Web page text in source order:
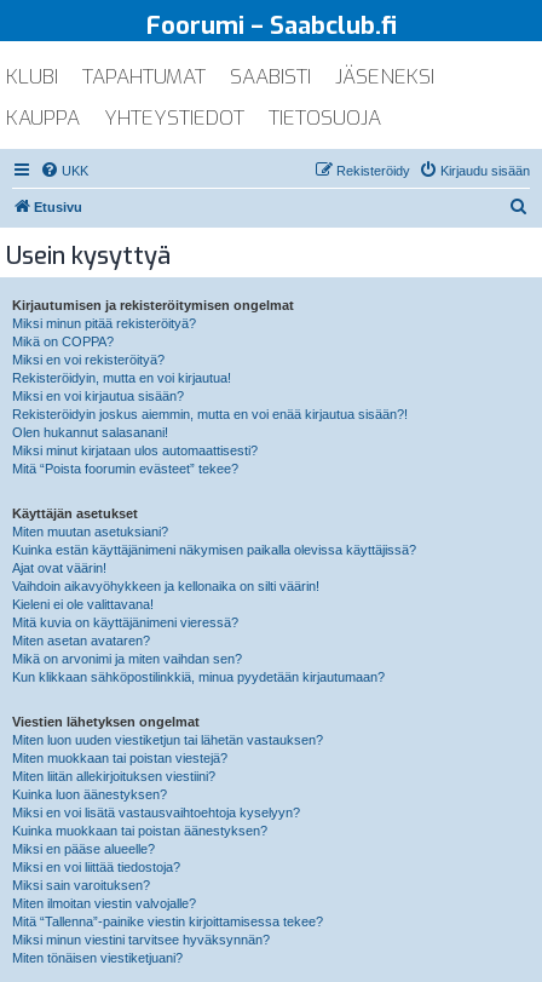
Foorumi – Saabclub.fi
KLUBI TAPAHTUMAT SAABISTI
JÄSENEKSI
KAUPPA
YHTEYSTIEDOT TIETOSUOJA
UKK Kirjaudu sisään
Rekisteröidy
Etusivu
Usein kysyttyä
Kirjautumisen ja rekisteröitymisen ongelmat
Miksi minun pitää rekisteröityä?
Mikä on COPPA?
Miksi en voi rekisteröityä?
Rekisteröidyin, mutta en voi kirjautua!
Miksi en voi kirjautua sisään?
Rekisteröidyin joskus aiemmin, mutta en voi enää kirjautua sisään?!
Olen hukannut salasanani!
Miksi minut kirjataan ulos automaattisesti?
Mitä “Poista foorumin evästeet” tekee?
Käyttäjän asetukset
Miten muutan asetuksiani?
Kuinka estän käyttäjänimeni näkymisen paikalla olevissa käyttäjissä?
Ajat ovat väärin!
Vaihdoin aikavyöhykkeen ja kellonaika on silti väärin!
Kieleni ei ole valittavana!
Mitä kuvia on käyttäjänimeni vieressä?
Miten asetan avataren?
Mikä on arvonimi ja miten vaihdan sen?
Kun klikkaan sähköpostilinkkiä, minua pyydetään kirjautumaan?
Viestien lähetyksen ongelmat
Miten luon uuden viestiketjun tai lähetän vastauksen?
Miten muokkaan tai poistan viestejä?
Miten liitän allekirjoituksen viestiini?
Kuinka luon äänestyksen?
Miksi en voi lisätä vastausvaihtoehtoja kyselyyn?
Kuinka muokkaan tai poistan äänestyksen?
Miksi en pääse alueelle?
Miksi en voi liittää tiedostoja?
Miksi sain varoituksen?
Miten ilmoitan viestin valvojalle?
Mitä “Tallenna”-painike viestin kirjoittamisessa tekee?
Miksi minun viestini tarvitsee hyväksynnän?
Miten tönäisen viestiketjuani?